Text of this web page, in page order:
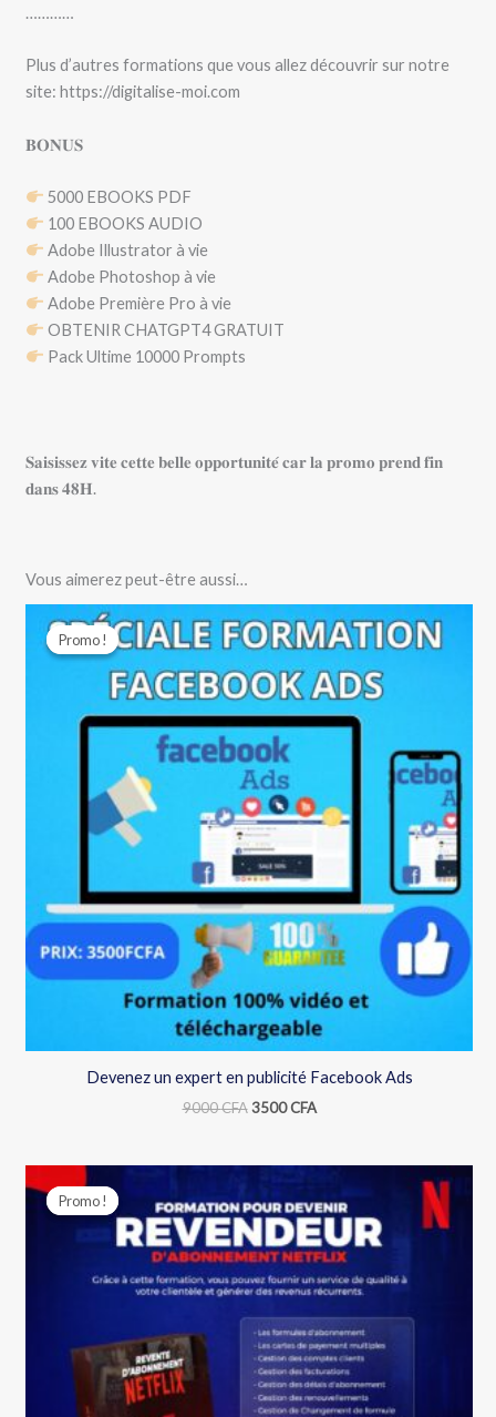
…………
Plus d’autres formations que vous allez découvrir sur notre
site: https://digitalise-moi.com
𝐁𝐎𝐍𝐔𝐒
5000 EBOOKS PDF
100 EBOOKS AUDIO
Adobe Illustrator à vie
Adobe Photoshop à vie
Adobe Première Pro à vie
OBTENIR CHATGPT4 GRATUIT
Pack Ultime 10000 Prompts
𝐒𝐚𝐢𝐬𝐢𝐬𝐬𝐞𝐳 𝐯𝐢𝐭𝐞 𝐜𝐞𝐭𝐭𝐞 𝐛𝐞𝐥𝐥𝐞 𝐨𝐩𝐩𝐨𝐫𝐭𝐮𝐧𝐢𝐭𝐞́ 𝐜𝐚𝐫 𝐥𝐚 𝐩𝐫𝐨𝐦𝐨 𝐩𝐫𝐞𝐧𝐝 𝐟𝐢𝐧
𝐝𝐚𝐧𝐬 𝟒𝟖𝐇.
Vous aimerez peut-être aussi…
Promo !
Promo !
Devenez un expert en publicité Facebook Ads
9000CFA
prix
initial
était :
9000 CFA.
3500CFA
prix
actuel
est :
3500 CFA.
Promo !
Promo !
prix
initial
était :
9000 CFA.
actuel
est :
3500 CFA.